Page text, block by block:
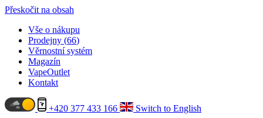
Přeskočit na obsah
Vše o nákupu
Prodejny (66)
Věrnostní systém
Magazín
VapeOutlet
Kontakt
+420 377 433 166
Switch to English